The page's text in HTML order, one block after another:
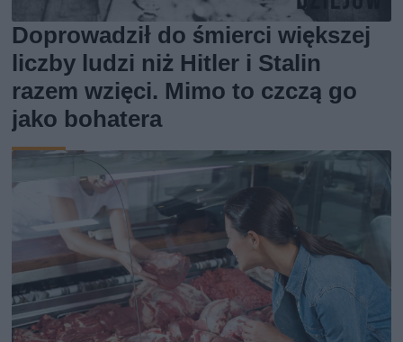
Doprowadził do śmierci większej
liczby ludzi niż Hitler i Stalin
razem wzięci. Mimo to czczą go
jako bohatera